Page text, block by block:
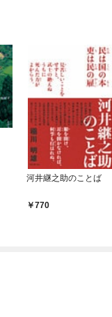
河井継之助のことば
770